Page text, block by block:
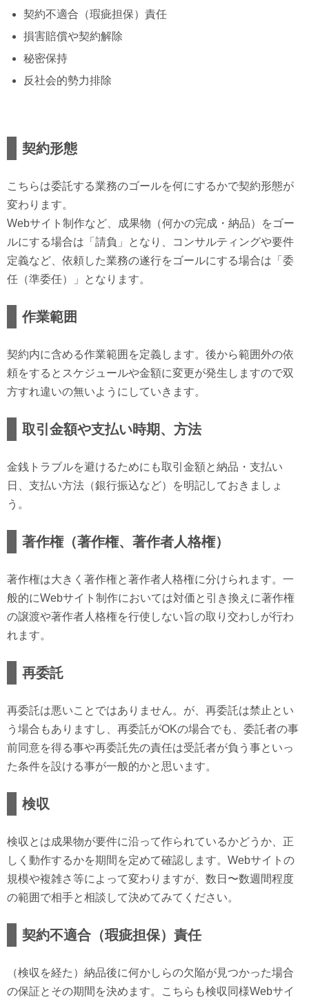
契約不適合（瑕疵担保）責任
損害賠償や契約解除
秘密保持
反社会的勢力排除
契約形態
こちらは委託する業務のゴールを何にするかで契約形態が
変わります。
Webサイト制作など、成果物（何かの完成・納品）をゴー
ルにする場合は「請負」となり、コンサルティングや要件
定義など、依頼した業務の遂行をゴールにする場合は「委
任（準委任）」となります。
作業範囲
契約内に含める作業範囲を定義します。後から範囲外の依
頼をするとスケジュールや金額に変更が発生しますので双
方すれ違いの無いようにしていきます。
取引金額や支払い時期、方法
金銭トラブルを避けるためにも取引金額と納品・支払い
日、支払い方法（銀行振込など）を明記しておきましょ
う。
著作権（著作権、著作者人格権）
著作権は大きく著作権と著作者人格権に分けられます。一
般的にWebサイト制作においては対価と引き換えに著作権
の譲渡や著作者人格権を行使しない旨の取り交わしが行わ
れます。
再委託
再委託は悪いことではありません。が、再委託は禁止とい
う場合もありますし、再委託がOKの場合でも、委託者の事
前同意を得る事や再委託先の責任は受託者が負う事といっ
た条件を設ける事が一般的かと思います。
検収
検収とは成果物が要件に沿って作られているかどうか、正
しく動作するかを期間を定めて確認します。Webサイトの
規模や複雑さ等によって変わりますが、数日〜数週間程度
の範囲で相手と相談して決めてみてください。
契約不適合（瑕疵担保）責任
（検収を経た）納品後に何かしらの欠陥が見つかった場合
の保証とその期間を決めます。こちらも検収同様Webサイ